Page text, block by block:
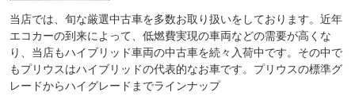
当店では、旬な厳選中古車を多数お取り扱いをしております。近年
エコカーの到来によって、低燃費実現の車両などの需要が高くな
り、当店もハイブリッド車両の中古車を続々入荷中です。その中で
もプリウスはハイブリッドの代表的なお車です。プリウスの標準グ
レードからハイグレードまでラインナップ